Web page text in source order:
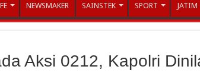
NEWSMAKER SAINSTEK SPORT JATIM
Aksi 0212, Kapolri